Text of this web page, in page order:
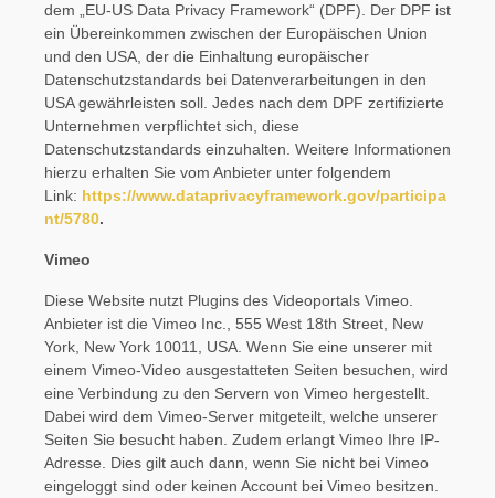
dem „EU-US Data Privacy Framework“ (DPF). Der DPF ist
ein Übereinkommen zwischen der Europäischen Union
und den USA, der die Einhaltung europäischer
Datenschutzstandards bei Datenverarbeitungen in den
USA gewährleisten soll. Jedes nach dem DPF zertifizierte
Unternehmen verpflichtet sich, diese
Datenschutzstandards einzuhalten. Weitere Informationen
hierzu erhalten Sie vom Anbieter unter folgendem
Link: https://www.dataprivacyframework.gov/participa
nt/5780.
Vimeo
Diese Website nutzt Plugins des Videoportals Vimeo.
Anbieter ist die Vimeo Inc., 555 West 18th Street, New
York, New York 10011, USA. Wenn Sie eine unserer mit
einem Vimeo-Video ausgestatteten Seiten besuchen, wird
eine Verbindung zu den Servern von Vimeo hergestellt.
Dabei wird dem Vimeo-Server mitgeteilt, welche unserer
Seiten Sie besucht haben. Zudem erlangt Vimeo Ihre IP-
Adresse. Dies gilt auch dann, wenn Sie nicht bei Vimeo
eingeloggt sind oder keinen Account bei Vimeo besitzen.